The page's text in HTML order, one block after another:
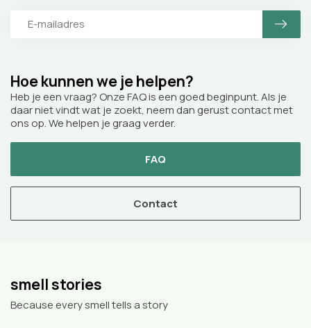
Hoe kunnen we je helpen?
Heb je een vraag? Onze FAQ is een goed beginpunt. Als je
daar niet vindt wat je zoekt, neem dan gerust contact met
ons op. We helpen je graag verder.
FAQ
Contact
smell stories
Because every smell tells a story